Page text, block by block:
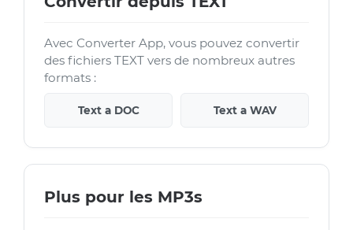
Avec Converter App, vous pouvez convertir
des fichiers TEXT vers de nombreux autres
formats :
Text a DOC Text a WAV
Plus pour les MP3s